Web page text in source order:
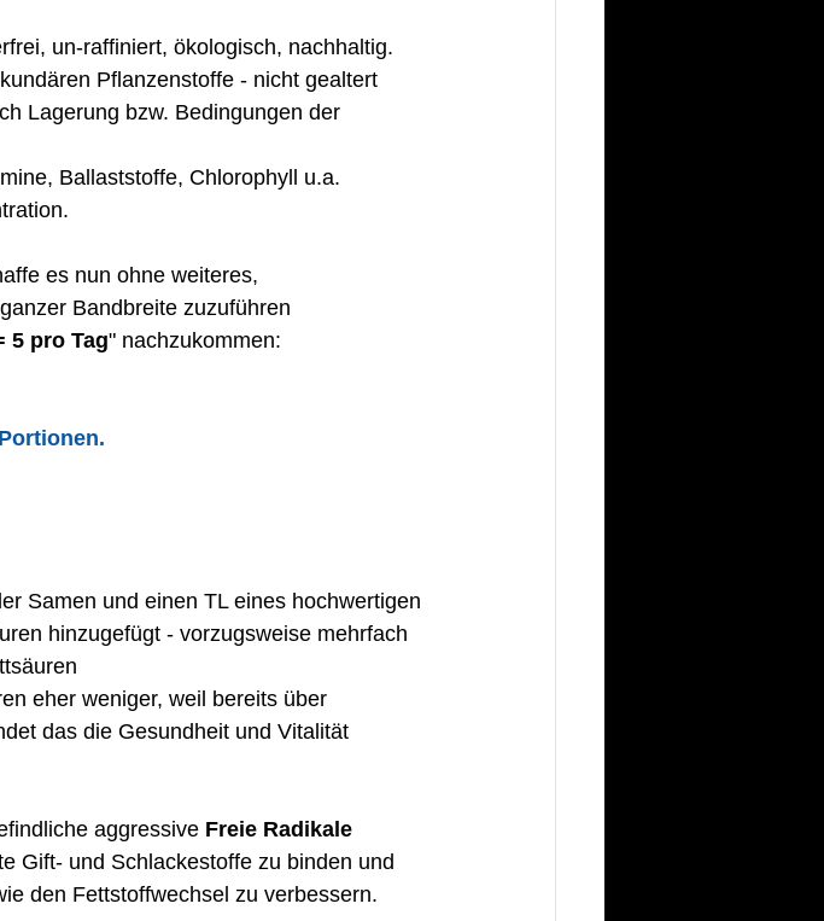
un-raffiniert, ökologisch, nachhaltig.
Pflanzenstoffe - nicht gealtert
Lagerung bzw. Bedingungen der
Ballaststoffe, Chlorophyll u.a.
es nun ohne weiteres,
Bandbreite zuzuführen
5 pro Tag" nachzukommen:
Samen und einen TL eines hochwertigen
hinzugefügt - vorzugsweise mehrfach
eher weniger, weil bereits über
das die Gesundheit und Vitalität
aggressive Freie Radikale
Gift- und Schlackestoffe zu binden und
den Fettstoffwechsel zu verbessern.